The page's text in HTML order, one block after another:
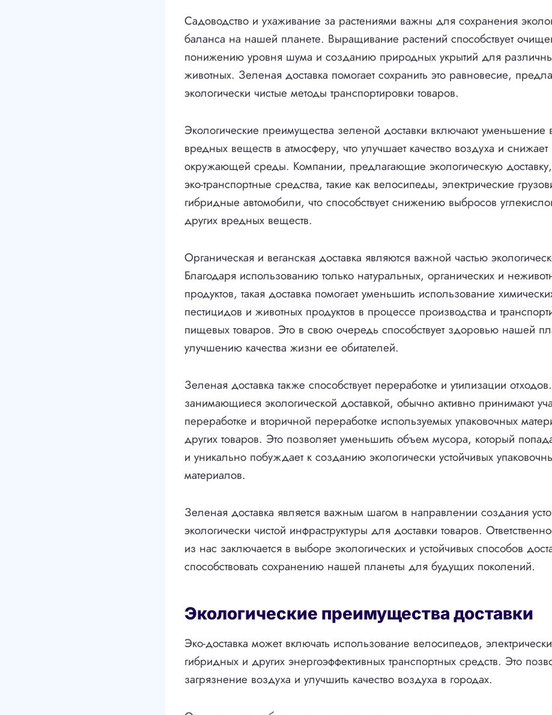
Садоводство и ухаживание за растениями важны для сохранения
баланса на нашей планете. Выращивание растений способствует
понижению уровня шума и созданию природных укрытий для
животных. Зеленая доставка помогает сохранить это равновесие,
экологически чистые методы транспортировки товаров.
Экологические преимущества зеленой доставки включают уменьшение
вредных веществ в атмосферу, что улучшает качество воздуха и снижает
окружающей среды. Компании, предлагающие экологическую
эко-транспортные средства, такие как велосипеды, электрические
гибридные автомобили, что способствует снижению выбросов
других вредных веществ.
Органическая и веганская доставка являются важной частью
Благодаря использованию только натуральных, органических и
продуктов, такая доставка помогает уменьшить использование
пестицидов и животных продуктов в процессе производства и
пищевых товаров. Это в свою очередь способствует здоровью нашей
улучшению качества жизни ее обитателей.
Зеленая доставка также способствует переработке и утилизации
занимающиеся экологической доставкой, обычно активно принимают
переработке и вторичной переработке используемых упаковочных
других товаров. Это позволяет уменьшить объем мусора, который
и уникально побуждает к созданию экологически устойчивых
материалов.
Зеленая доставка является важным шагом в направлении создания
экологически чистой инфраструктуры для доставки товаров.
из нас заключается в выборе экологических и устойчивых способов
способствовать сохранению нашей планеты для будущих поколений.
Экологические преимущества доставки
Эко-доставка может включать использование велосипедов,
гибридных и других энергоэффективных транспортных средств. Это
загрязнение воздуха и улучшить качество воздуха в городах.